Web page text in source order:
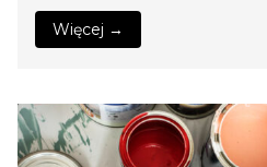
Więcej →